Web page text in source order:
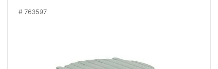
763597